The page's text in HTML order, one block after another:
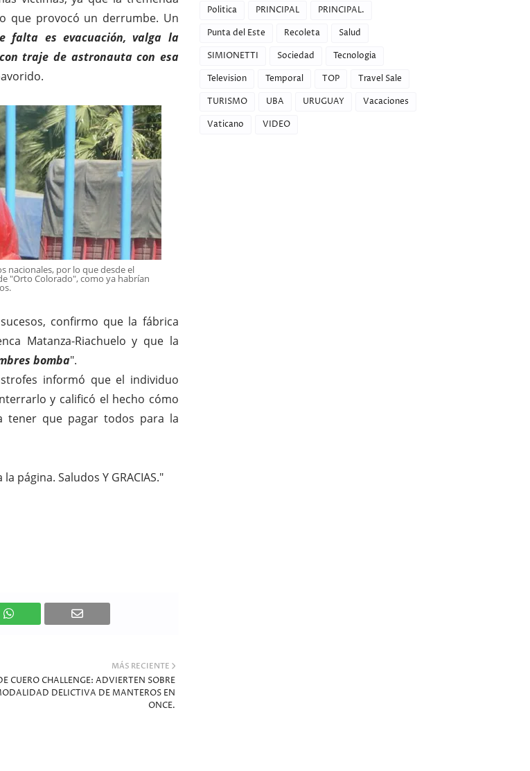
que provocó un derrumbe. Un
falta es evacuación, valga la
traje de astronauta con esa
nacionales, por lo que desde el
"Orto Colorado", como ya habrían
confirmo que la fábrica
Matanza-Riachuelo y que la
bomba".
informó que el individuo
y calificó el hecho cómo
tener que pagar todos para la
página. Saludos Y GRACIAS."
MÁS RECIENTE
CUERO CHALLENGE: ADVIERTEN SOBRE
DELICTIVA DE MANTEROS EN
ONCE.
Politica
PRINCIPAL
PRINCIPAL.
Punta del Este
Recoleta
Salud
SIMIONETTI
Sociedad
Tecnologia
Television
Temporal TOP
Travel Sale
TURISMO
UBA URUGUAY
Vacaciones
Vaticano
VIDEO